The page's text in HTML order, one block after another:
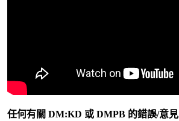
任何有關 DM:KD 或 DMPB 的錯誤/意見